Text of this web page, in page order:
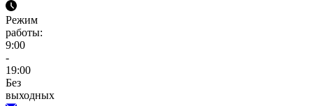
Режим
работы:
9:00
-
19:00
Без
выходных